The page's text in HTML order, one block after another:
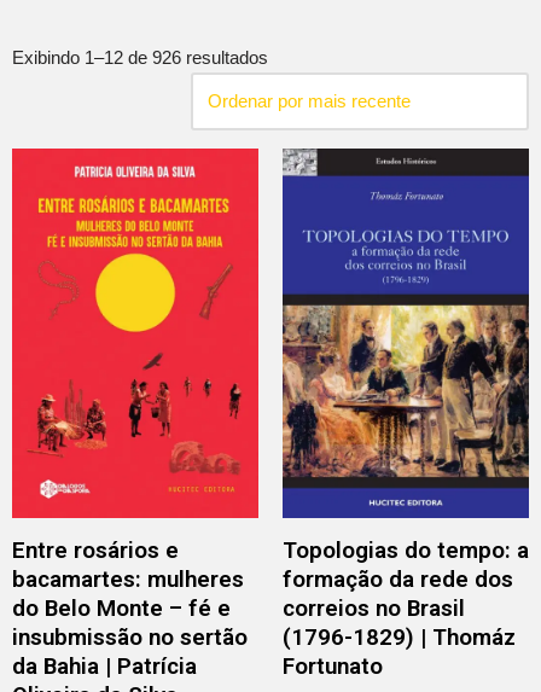
Exibindo 1–12 de 926 resultados
Entre rosários e
bacamartes: mulheres
do Belo Monte – fé e
insubmissão no sertão
da Bahia | Patrícia
Topologias do tempo: a
formação da rede dos
correios no Brasil
(1796-1829) | Thomáz
Fortunato